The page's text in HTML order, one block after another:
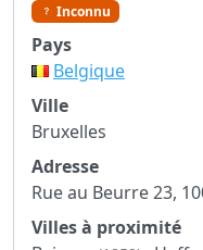
Inconnu
Pays
Belgique
Ville
Bruxelles
Adresse
Rue au Beurre 23,
Villes à proximité